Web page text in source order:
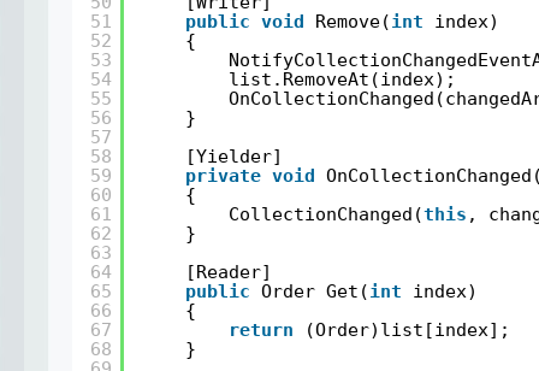
51
52
53
54
55
56
57
58
59
60
61
62
63
64
65
66
67
68
public void Remove(int
index)
{
list.RemoveAt(index);
}
[Yielder]
private void
{
CollectionChanged(this ,
}
[Reader]
public Order Get(int
index)
{
return
(Order)list[index];
}